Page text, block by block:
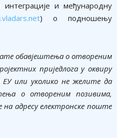
и међународну
) о подношењу
обавјештења о отвореним
приједлога у оквиру
или уколико не желите да
о отвореним позивима,
адресу електронске поште